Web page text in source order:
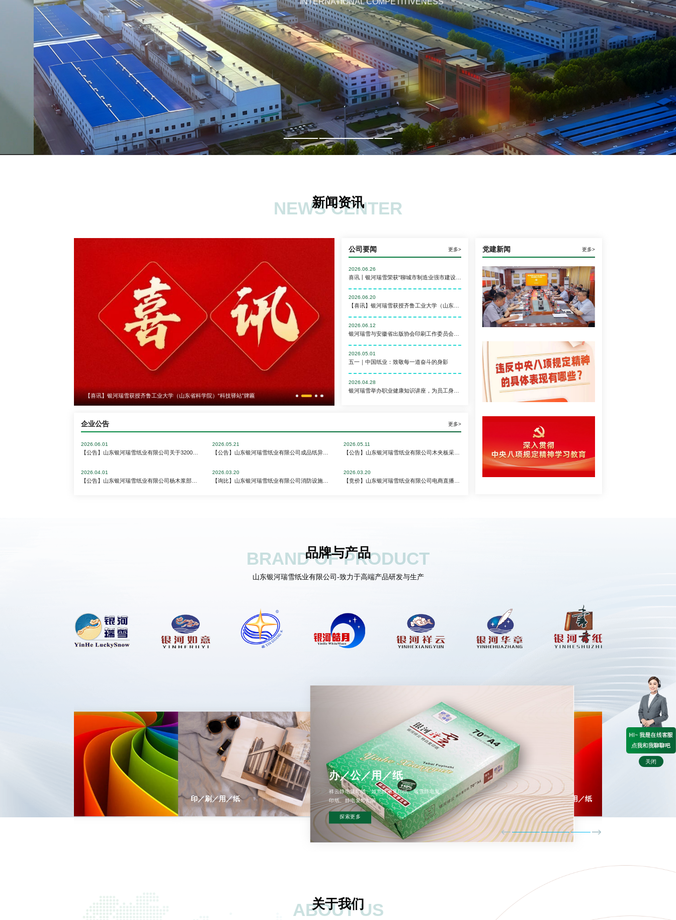
新闻资讯
NEWS CENTER
银河瑞雪与安徽省出版协会印刷工作委员会共建交流活动成功举办 五一｜中国纸业：致敬每一道奋斗的身影
公司要闻 更多>
2026.06.26
2026.06.20
2026.06.12
2026.05.01
五一｜中国纸业：致敬每一道奋斗的身影
2026.04.28
企业公告 更多>
2026.06.01 2026.05.21
【公告】山东银河瑞雪纸业有限公司成品纸异常品竞价销售公告
2026.05.11
【公告】山东银河瑞雪纸业有限公司木夹板采购项目公开招标公告
2026.04.01 2026.03.20
【询比】山东银河瑞雪纸业有限公司消防设施维保项目询比采购公告
2026.03.20
【竞价】山东银河瑞雪纸业有限公司电商直播间设备采购项目竞价公告
党建新闻 更多>
品牌与产品
BRAND OF PRODUCT
山东银河瑞雪纸业有限公司-致力于高端产品研发与生产
印／刷／用／纸
办／公／用／纸
祥云静电复印纸、如意静电复印纸、瑞雪静电复
印纸、静电复印纸等
探索更多
包／装／用／纸
关于我们
ABOUT US
关闭